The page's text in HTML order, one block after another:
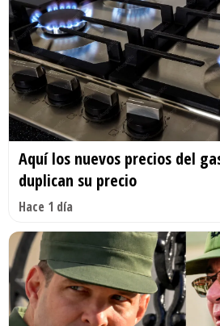
Aquí los nuevos precios del
duplican su precio
Hace 1 día